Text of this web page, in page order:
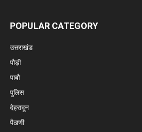
POPULAR CATEGORY
उत्तराखंड
पौड़ी
पाबौ
पुलिस
देहरादून
पैठाणी